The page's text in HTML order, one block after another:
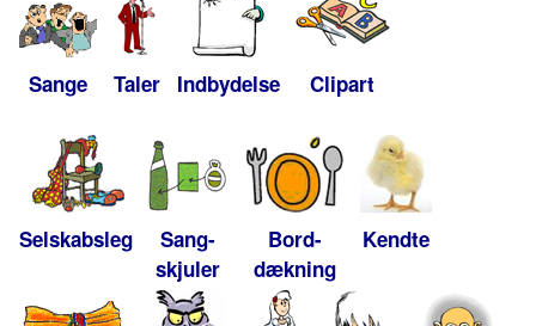
Sange Taler Indbydelse Clipart
Selskabsleg
Sang-
skjuler
Bord-
dækning
Kendte